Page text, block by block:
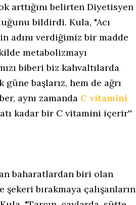
arttığını belirten Diyetisyen
bildirdi. Kula, "Acı
adını verdiğimiz bir madde
metabolizmayı
biberi biz kahvaltılarda
başlarız, hem de ağrı
aynı zamanda C vitamini
kadar bir C vitamini içerir''
baharatlardan biri olan
bırakmaya çalışanların